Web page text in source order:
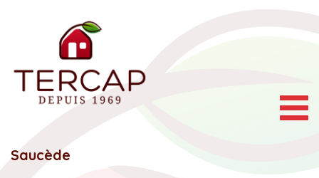
Saucède